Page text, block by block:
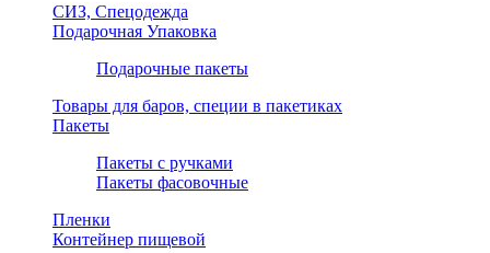
СИЗ, Спецодежда
Подарочная Упаковка
Подарочные пакеты
Товары для баров, специи в пакетиках
Пакеты
Пакеты с ручками
Пакеты фасовочные
Пленки
Контейнер пищевой